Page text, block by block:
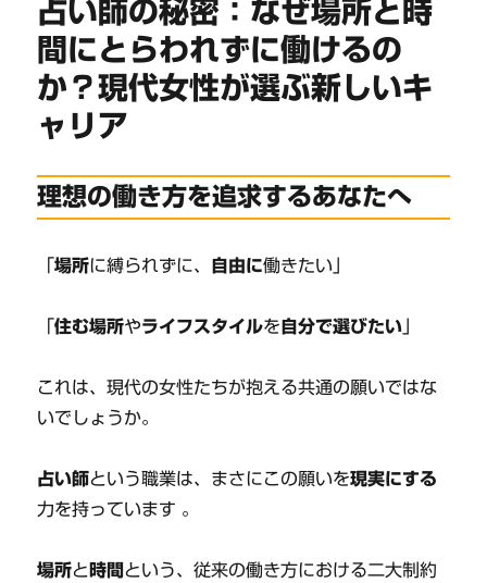
占い師の秘密：なぜ場所と時
間にとらわれずに働けるの
か？現代女性が選ぶ新しいキ
ャリア
理想の働き方を追求するあなたへ
「場所に縛られずに、 自由に働きたい」
「住む場所やライフスタイルを 自分で選びたい
これは、現代の女性たちが抱える共通の願いではな
いでしょうか。
占い師という職業は、まさにこの願いを現実にする
力を持っています 。
場所と 時間 という、従来の働き方における二大制約